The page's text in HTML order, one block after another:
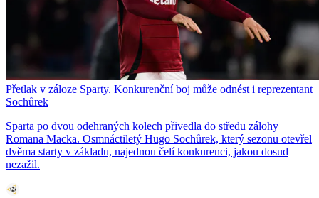
Přetlak v záloze Sparty. Konkurenční boj může odnést i reprezentant
Sochůrek
Sparta po dvou odehraných kolech přivedla do středu zálohy
Romana Macka. Osmnáctiletý Hugo Sochůrek, který sezonu otevřel
dvěma starty v základu, najednou čelí konkurenci, jakou dosud
nezažil.